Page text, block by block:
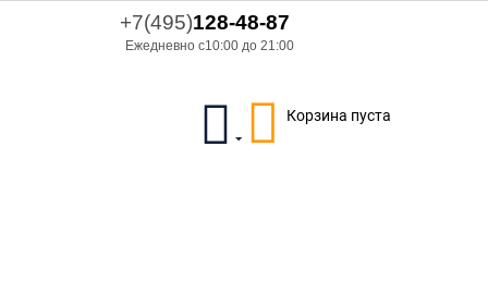
+7(495)128-48-87
Ежедневно с10:00 до 21:00
Корзина пуста